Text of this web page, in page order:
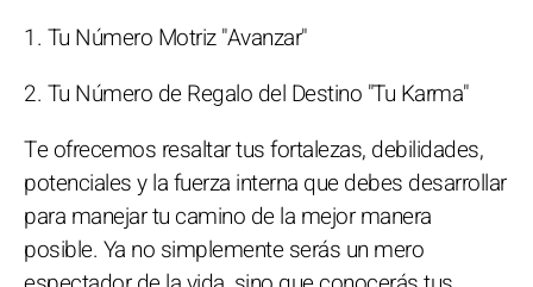
1. Tu Número Motriz "Avanzar"
2. Tu Número de Regalo del Destino "Tu Karma"
Te ofrecemos resaltar tus fortalezas, debilidades,
potenciales y la fuerza interna que debes desarrollar
para manejar tu camino de la mejor manera
posible. Ya no simplemente serás un mero